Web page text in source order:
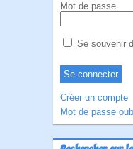
Mot de passe
Se souvenir
Créer un compte
Mot de passe